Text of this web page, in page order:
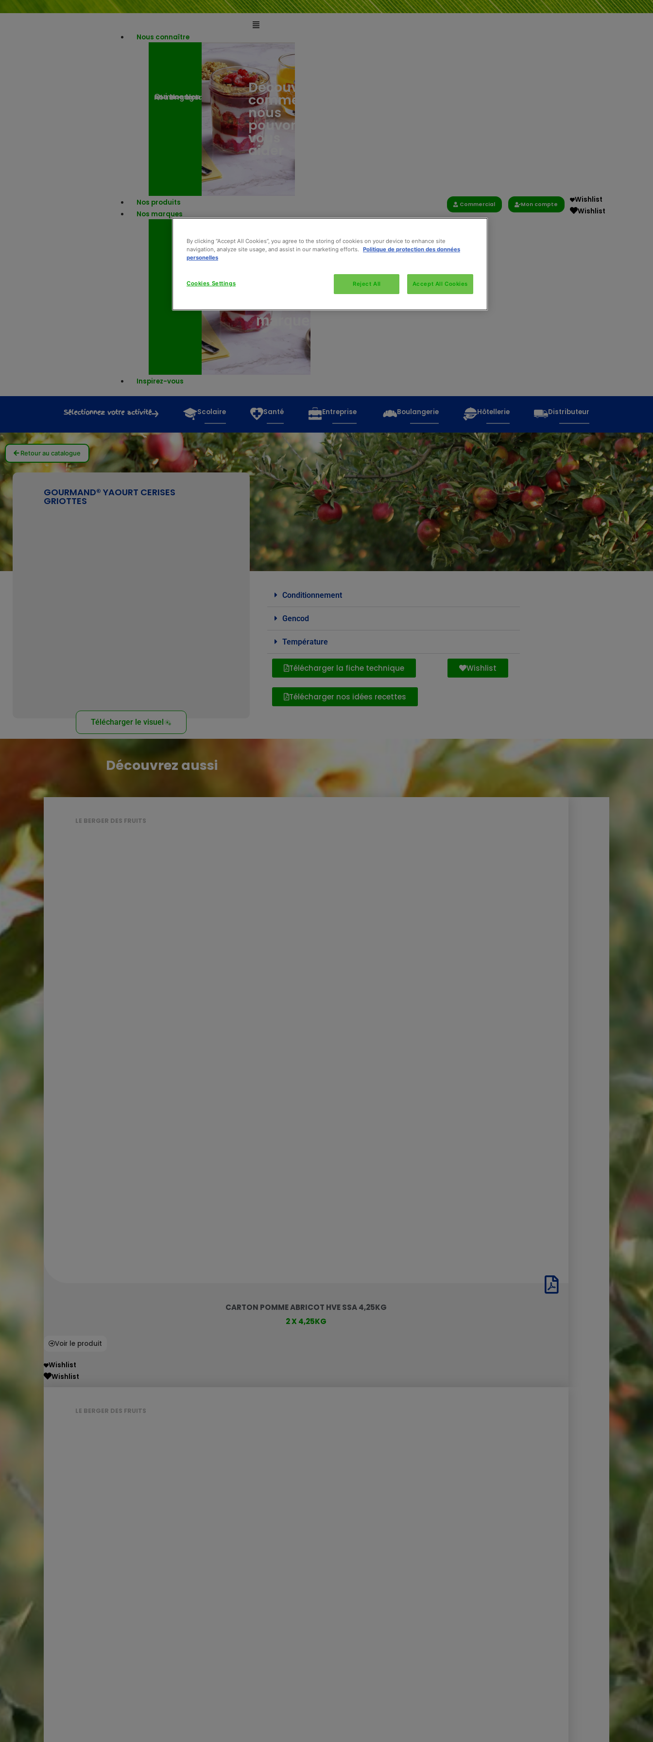
Nous connaître
Qui sommes-nous ? Nos engagements
Nos actualités
Découvrez
comment
nous
pouvons
vous
aider
Nos produits
Nos marques
les
marques
Inspirez-vous
Commercial Mon compte
Wishlist
Wishlist
Sélectionnez votre activité Scolaire Santé Entreprise Boulangerie Hôtellerie Distributeur
Retour au catalogue
GOURMAND® YAOURT CERISES
GRIOTTES
Télécharger le visuel
Conditionnement
Gencod
Température
Télécharger la fiche technique
Télécharger nos idées recettes
Wishlist
Découvrez aussi
LE BERGER DES FRUITS
CARTON POMME ABRICOT HVE SSA 4,25KG
2 X 4,25KG
Voir le produit
Wishlist
Wishlist
LE BERGER DES FRUITS
By clicking “Accept All Cookies”, you agree to the storing of cookies on your device to enhance site
navigation, analyze site usage, and assist in our marketing efforts. Politique de protection des données
personelles
Reject All Accept All Cookies
Cookies Settings